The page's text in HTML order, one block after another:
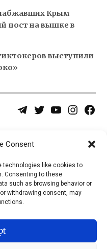
Consent
technologies like cookies to
Consenting to these
such as browsing behavior or
withdrawing consent, may
Крым
пост на вышке в
выступили
Telegram
TwitterYouTubeInstagram